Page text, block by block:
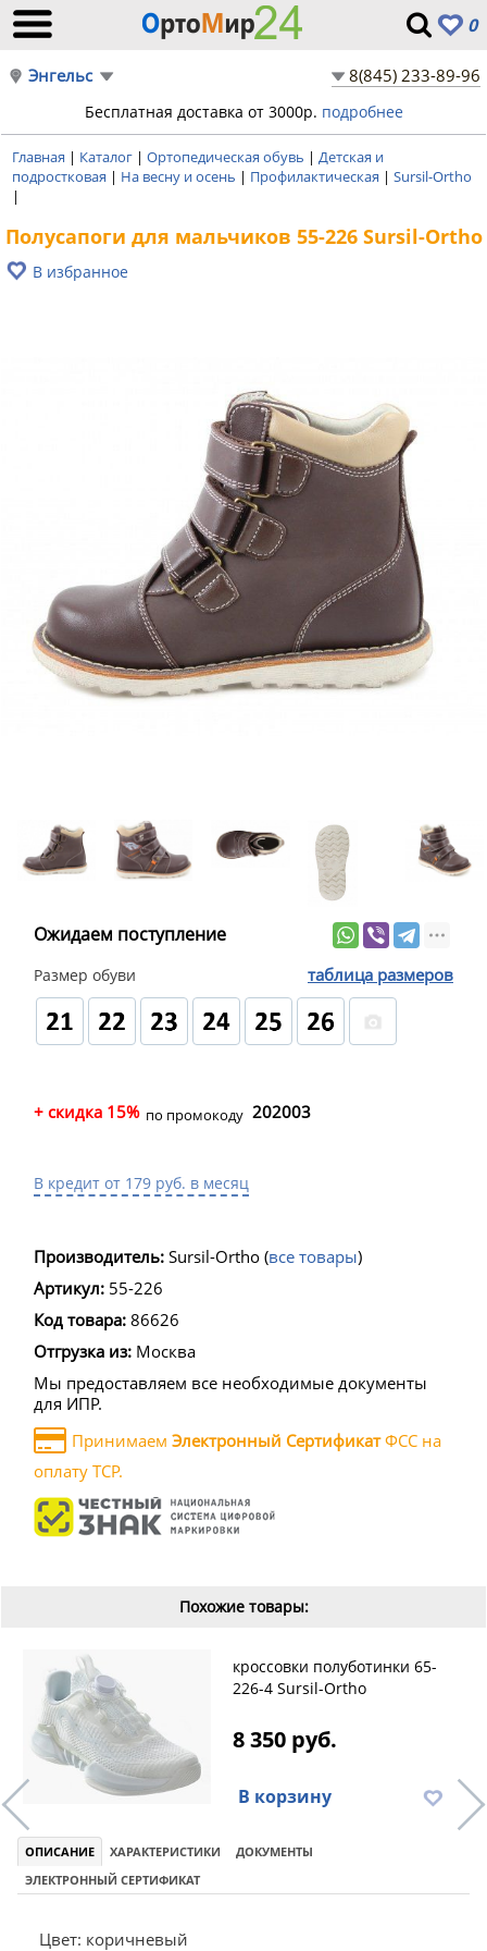
0
Энгельс 8(845) 233-89-96
Бесплатная доставка от 3000р. подробнее
Главная | Каталог | Ортопедическая обувь | Детская и
подростковая | На весну и осень | Профилактическая | Sursil-Ortho
|
Полусапоги для мальчиков 55-226 Sursil-Ortho
В избранное
Ожидаем поступление
Размер обуви таблица размеров
+ скидка 15% по промокоду 202003
В кредит от 179 руб. в месяц
Производитель: Sursil-Ortho (все товары)
Артикул: 55-226
Код товара: 86626
Отгрузка из: Москва
Мы предоставляем все необходимые документы
для ИПР.
Принимаем Электронный СертификатФСС на
оплату ТСР.
Похожие товары:
кроссовки полуботинки 65-
226-4 Sursil-Ortho
8 350 руб.
В корзину
ОПИСАНИЕ ХАРАКТЕРИСТИКИ
ДОКУМЕНТЫ
ЭЛЕКТРОННЫЙ СЕРТИФИКАТ
Цвет: коричневый